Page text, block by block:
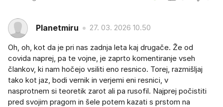
Planetmiru 27. 03. 2026 10.50
Oh, oh, kot da je pri nas zadnja leta kaj drugače. Že od
covida naprej, pa te vojne, je zaprto komentiranje vseh
člankov, ki nam hočejo vsiliti eno resnico. Torej, razmišljaj
tako kot jaz, bodi vernik in verjemi eni resnici, v
nasprotnem si teoretik zarot ali pa rusofil. Najprej počistiti
pred svojim pragom in šele potem kazati s prstom na